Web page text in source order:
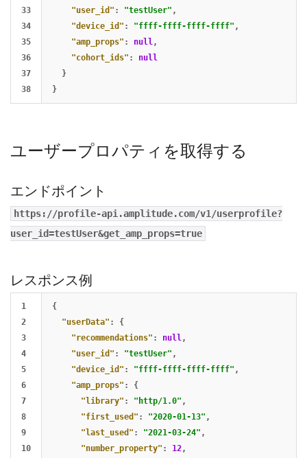
33
34
35
36
37
"user_id" : "testUser" ,
"device_id" : "ffff-ffff-ffff-ffff" ,
"amp_props" : null ,
"cohort_ids" :
null
}
}
ユーザープロパティを取得する
エンドポイント
https://profile-api.amplitude.com/v1/userprofile?
user_id=testUser&get_amp_props=true
レスポンス例
1
2
3
4
5
6
7
8
9
10
{
"userData" :
{
"recommendations" : null ,
"user_id" : "testUser" ,
"device_id" : "ffff-ffff-ffff-ffff" ,
"amp_props" :
{
"library" : "http/1.0" ,
"first_used" : "2020-01-13" ,
"last_used" : "2021-03-24" ,
"number_property" : 12,